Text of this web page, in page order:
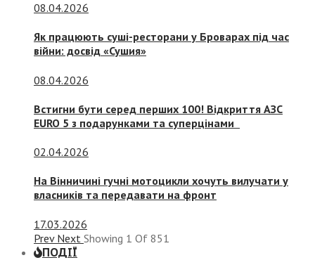
08.04.2026
Як працюють суші-ресторани у Броварах під час
війни: досвід «Сушия»
08.04.2026
Встигни бути серед перших 100! Відкриття АЗС
EURO 5 з подарунками та суперцінами
02.04.2026
На Вінничині гучні мотоцикли хочуть вилучати у
власників та передавати на фронт
17.03.2026
Prev Next Showing 1 Of 851
ПОДІЇ